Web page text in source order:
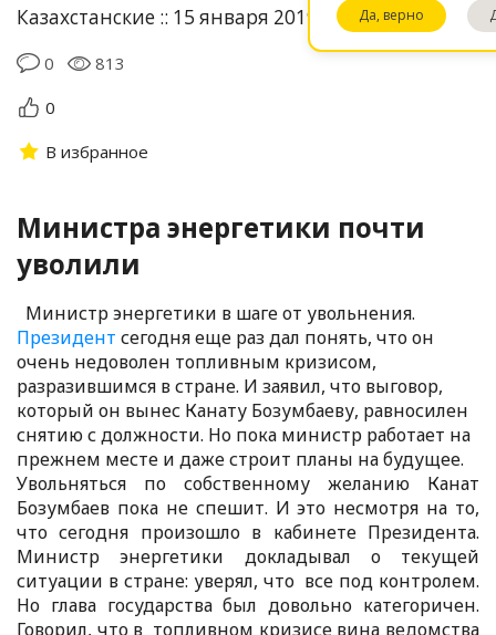
Да, верно
Казахстанские :: 15 января 2019 03:57
0
813
0
В избранное
Министра энергетики почти
уволили
Министр энергетики в шаге от увольнения.
Президент сегодня еще раз дал понять, что он
очень недоволен топливным кризисом,
разразившимся в стране. И заявил, что выговор,
который он вынес Канату Бозумбаеву, равносилен
снятию с должности. Но пока министр работает на
прежнем месте и даже строит планы на будущее.
Увольняться по собственному желанию Канат
Бозумбаев пока не спешит. И это несмотря на то,
что сегодня произошло в кабинете Президента.
Министр энергетики докладывал о текущей
ситуации в стране: уверял, что все под контролем.
Но глава государства был довольно категоричен.
Говорил, что в топливном кризисе вина ведомства